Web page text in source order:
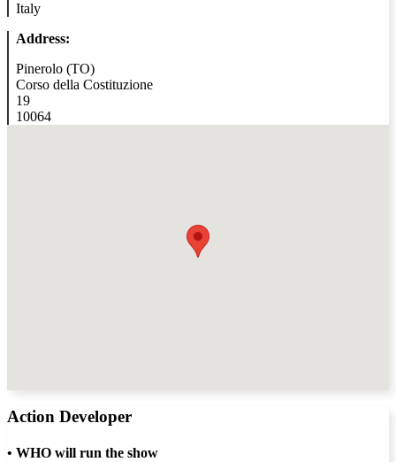
Italy
Address:
Pinerolo (TO)
Corso della Costituzione
19
10064
Action Developer
• WHO will run the show